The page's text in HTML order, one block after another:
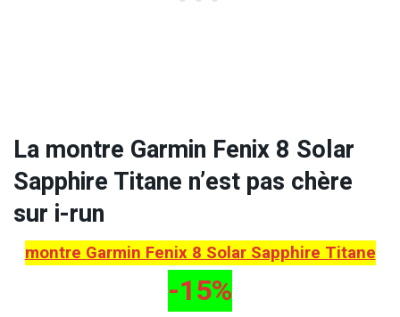
La montre Garmin Fenix 8 Solar
Sapphire Titane n’est pas chère
sur i-run
montre Garmin Fenix 8 Solar Sapphire Titane
-15%